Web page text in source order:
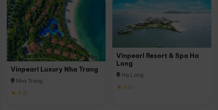
Vinpearl Luxury Nha Trang
Nha Trang
★ 5.0
Vinpearl Resort & Spa Ha
Long
Hạ Long
★ 5.0